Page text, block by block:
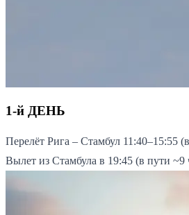
1-й ДЕНЬ
Перелёт Рига – Стамбул 11:40–15:55
Вылет из Стамбула в 19:45 (в пути ~9